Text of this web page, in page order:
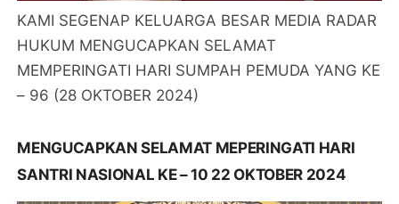
KAMI SEGENAP KELUARGA BESAR MEDIA RADAR
HUKUM MENGUCAPKAN SELAMAT
MEMPERINGATI HARI SUMPAH PEMUDA YANG KE
– 96 (28 OKTOBER 2024)
MENGUCAPKAN SELAMAT MEPERINGATI HARI
SANTRI NASIONAL KE – 10 22 OKTOBER 2024